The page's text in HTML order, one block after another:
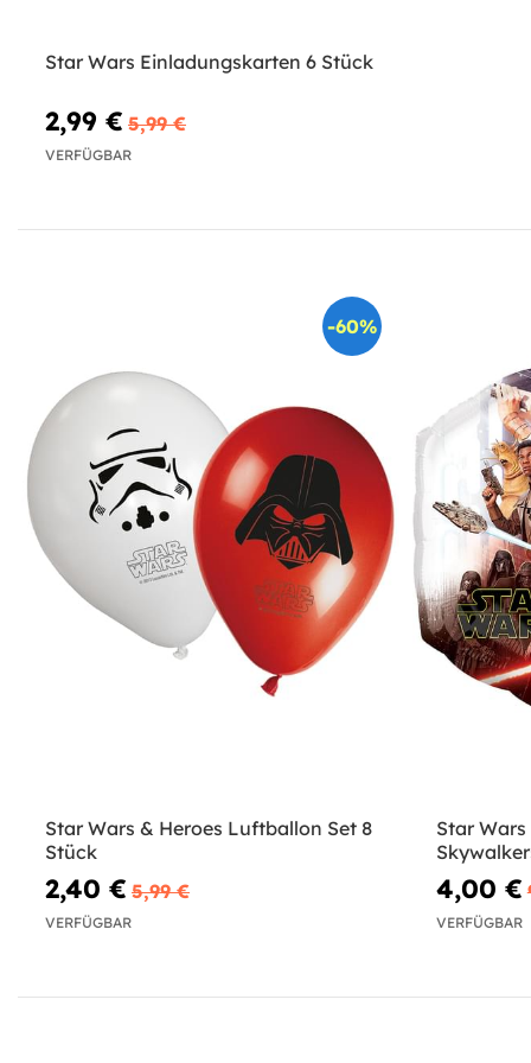
Star Wars Einladungskarten 6 Stück
2,99 € 5,99 €
VERFÜGBAR
-60%
Star Wars & Heroes Luftballon Set 8
Stück
2,40 € 5,99 €
VERFÜGBAR
Star
4,00 €
VERFÜGBAR